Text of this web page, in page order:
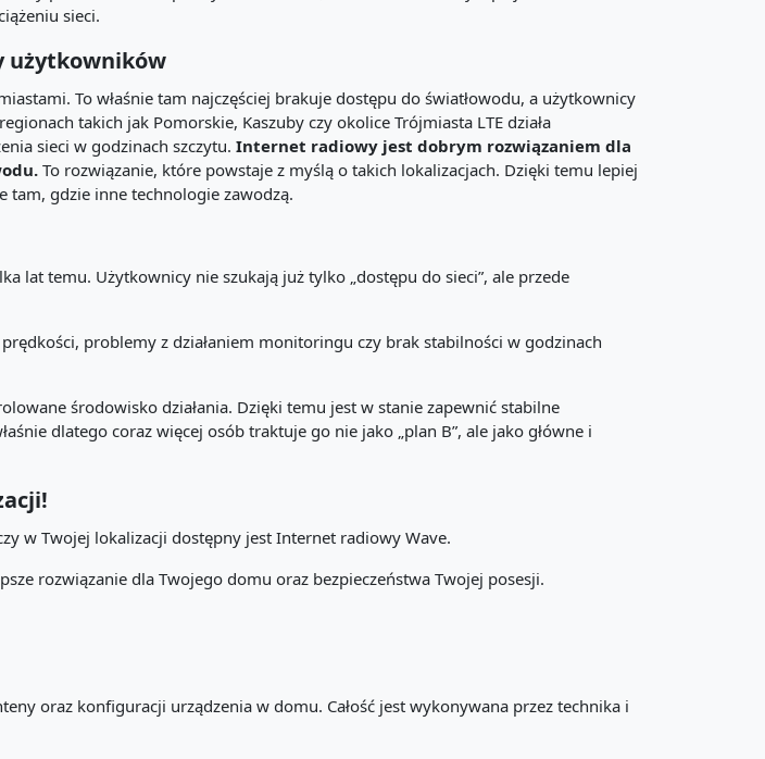
sieci.
użytkowników
To właśnie tam najczęściej brakuje dostępu do światłowodu, a użytkownicy
takich jak Pomorskie, Kaszuby czy okolice Trójmiasta LTE działa
sieci w godzinach szczytu. Internet radiowy jest dobrym rozwiązaniem dla
To rozwiązanie, które powstaje z myślą o takich lokalizacjach. Dzięki temu lepiej
tam, gdzie inne technologie zawodzą.
lat temu. Użytkownicy nie szukają już tylko „dostępu do sieci”, ale przede
problemy z działaniem monitoringu czy brak stabilności w godzinach
środowisko działania. Dzięki temu jest w stanie zapewnić stabilne
dlatego coraz więcej osób traktuje go nie jako „plan B”, ale jako główne i
w Twojej lokalizacji dostępny jest Internet radiowy Wave.
rozwiązanie dla Twojego domu oraz bezpieczeństwa Twojej posesji.
oraz konfiguracji urządzenia w domu. Całość jest wykonywana przez technika i